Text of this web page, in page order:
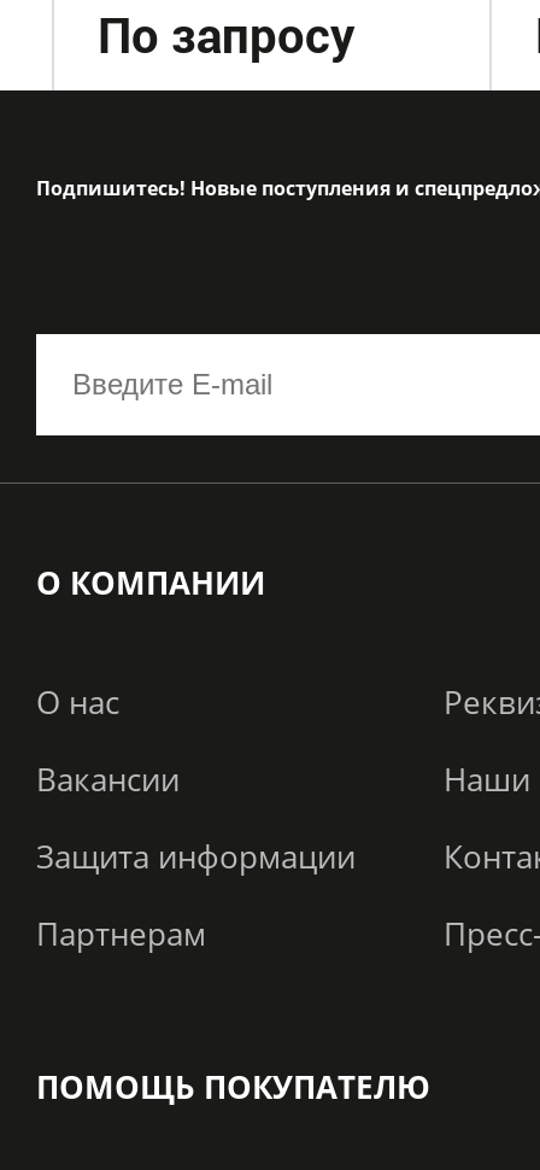
По запросу
Подпишитесь! Новые поступления и
О КОМПАНИИ
О нас
Вакансии
Наши
Защита информации
Партнерам
ПОМОЩЬ ПОКУПАТЕЛЮ